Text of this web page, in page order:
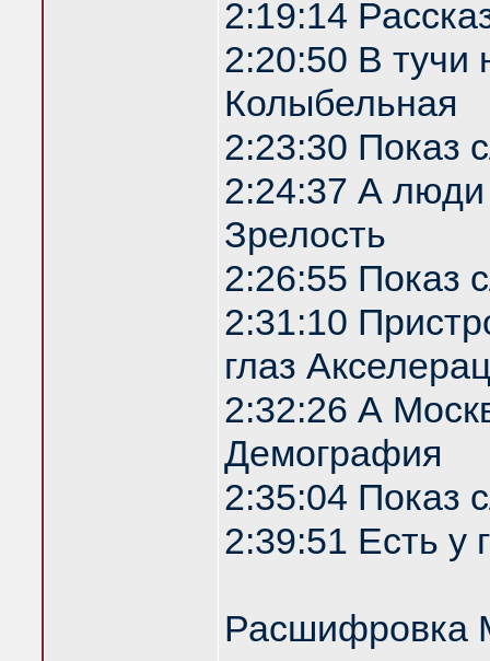
2:19:14
2:20:50 В
Колыбельная
2:23:30 Показ
2:24:37 А люди
Зрелость
2:26:55 Показ
2:31:10
глаз
2:32:26 А
Демография
2:35:04 Показ
2:39:51 Есть у
Расшифровка